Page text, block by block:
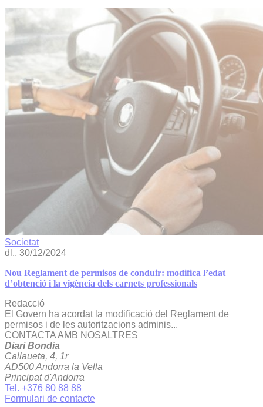
Societat
dl., 30/12/2024
Nou Reglament de permisos de conduir: modifica l’edat
d’obtenció i la vigència dels carnets professionals
Redacció
El Govern ha acordat la modificació del Reglament de
permisos i de les autoritzacions adminis...
CONTACTA AMB NOSALTRES
Diari Bondia
Callaueta, 4, 1r
AD500 Andorra la Vella
Principat d'Andorra
Tel. +376 80 88 88
Formulari de contacte